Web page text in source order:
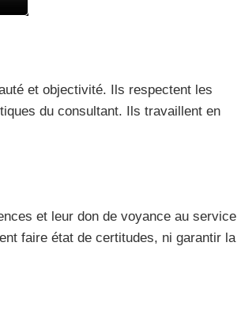
et objectivité. Ils respectent les
du consultant. Ils travaillent en
et leur don de voyance au service
faire état de certitudes, ni garantir la